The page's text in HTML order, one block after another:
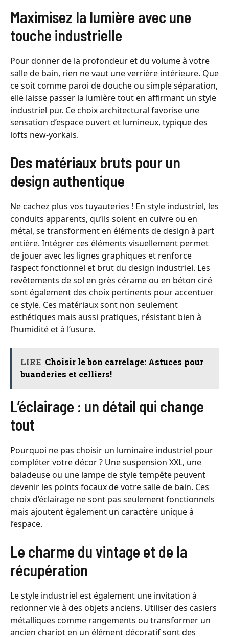
Maximisez la lumière avec une
touche industrielle
Pour donner de la profondeur et du volume à votre
salle de bain, rien ne vaut une verrière intérieure. Que
ce soit comme paroi de douche ou simple séparation,
elle laisse passer la lumière tout en affirmant un style
industriel pur. Ce choix architectural favorise une
sensation d’espace ouvert et lumineux, typique des
lofts new-yorkais.
Des matériaux bruts pour un
design authentique
Ne cachez plus vos tuyauteries ! En style industriel, les
conduits apparents, qu’ils soient en cuivre ou en
métal, se transforment en éléments de design à part
entière. Intégrer ces éléments visuellement permet
de jouer avec les lignes graphiques et renforce
l’aspect fonctionnel et brut du design industriel. Les
revêtements de sol en grès cérame ou en béton ciré
sont également des choix pertinents pour accentuer
ce style. Ces matériaux sont non seulement
esthétiques mais aussi pratiques, résistant bien à
l’humidité et à l’usure.
LIRE Choisir le bon carrelage: Astuces pour
buanderies et celliers!
L’éclairage : un détail qui change
tout
Pourquoi ne pas choisir un luminaire industriel pour
compléter votre décor ? Une suspension XXL, une
baladeuse ou une lampe de style tempête peuvent
devenir les points focaux de votre salle de bain. Ces
choix d’éclairage ne sont pas seulement fonctionnels
mais ajoutent également un caractère unique à
l’espace.
Le charme du vintage et de la
récupération
Le style industriel est également une invitation à
redonner vie à des objets anciens. Utiliser des casiers
métalliques comme rangements ou transformer un
ancien chariot en un élément décoratif sont des